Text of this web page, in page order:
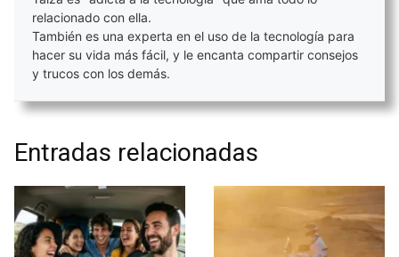
relacionado con ella.
También es una experta en el uso de la tecnología para
hacer su vida más fácil, y le encanta compartir consejos
y trucos con los demás.
Entradas relacionadas